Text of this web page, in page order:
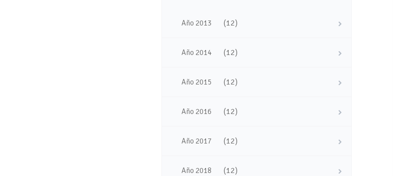
Año 2013 (12)
Año 2014 (12)
Año 2015 (12)
Año 2016 (12)
Año 2017 (12)
Año 2018 (12)